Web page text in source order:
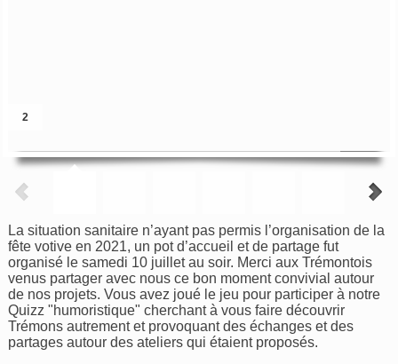
2
La situation sanitaire n’ayant pas permis l’organisation de la
fête votive en 2021, un pot d’accueil et de partage fut
organisé le samedi 10 juillet au soir. Merci aux Trémontois
venus partager avec nous ce bon moment convivial autour
de nos projets. Vous avez joué le jeu pour participer à notre
Quizz "humoristique" cherchant à vous faire découvrir
Trémons autrement et provoquant des échanges et des
partages autour des ateliers qui étaient proposés.